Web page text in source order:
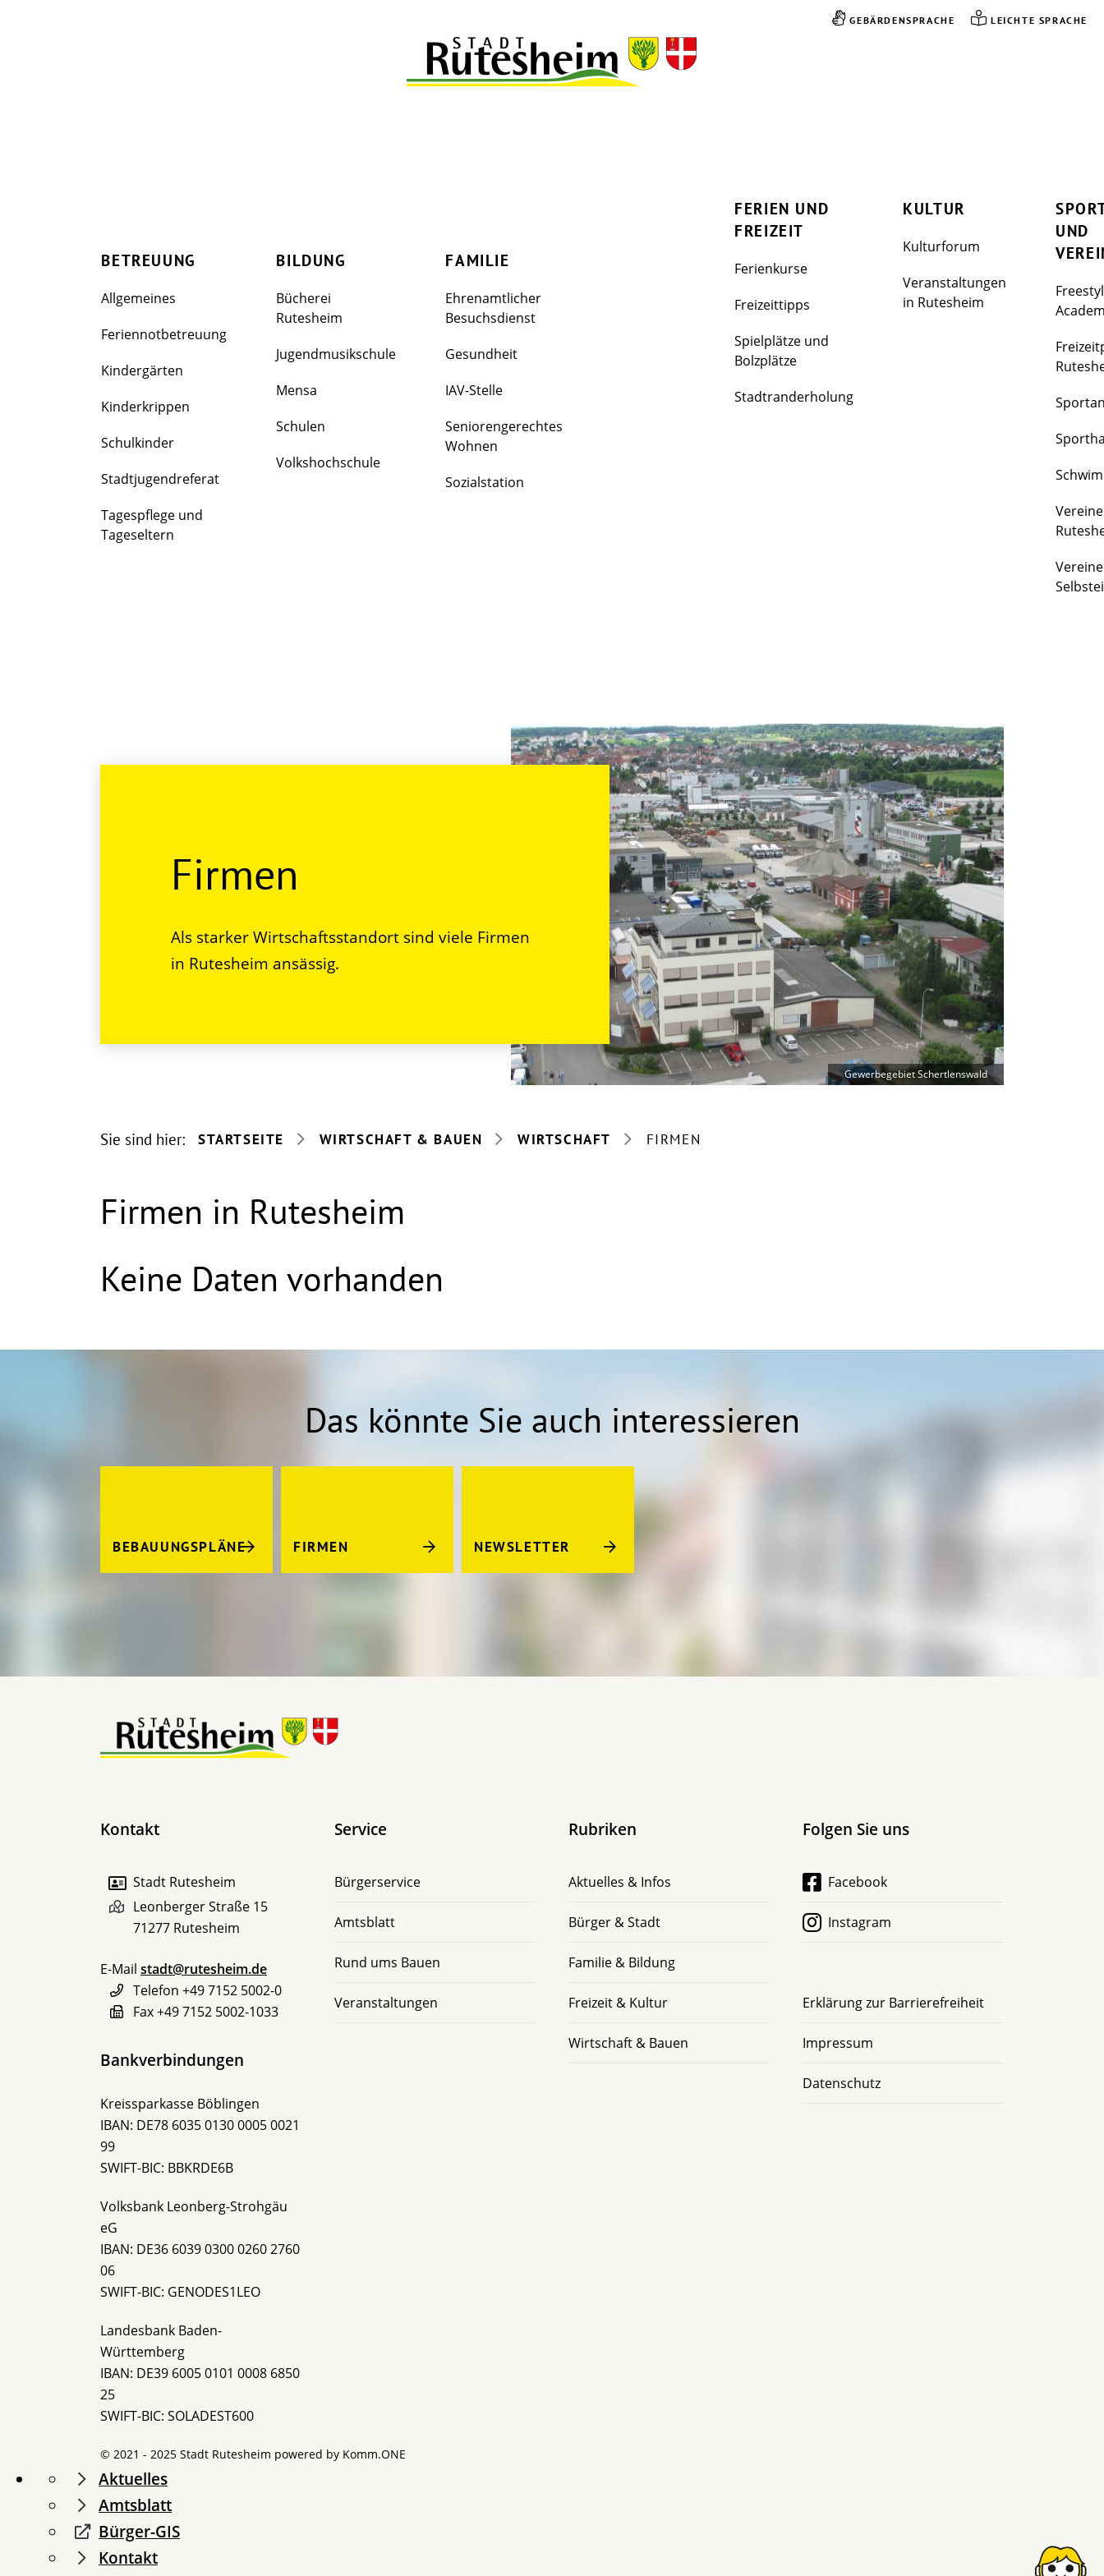
GEBÄRDENSPRACHE LEICHTE SPRACHE
FAMILIE
BILDUNG
BETREUUNG
Allgemeines
Feriennotbetreuung
Kindergärten
Kinderkrippen
Schulkinder
Stadtjugendreferat
Tagespflege und
Tageseltern
BILDUNG
Bücherei
Rutesheim
Jugendmusikschule
Mensa
Schulen
Volkshochschule
FAMILIE
Ehrenamtlicher
Besuchsdienst
Gesundheit
IAV-Stelle
Seniorengerechtes
Wohnen
Sozialstation
FERIEN UND
FREIZEIT
Ferienkurse
Freizeittipps
Spielplätze und
Bolzplätze
Stadtranderholung
KULTUR
Kulturforum
Veranstaltungen
in Rutesheim
UND
Vereine
Firmen
Als starker Wirtschaftsstandort sind viele Firmen
in Rutesheim ansässig.
Gewerbegebiet Schertlenswald
Sie sind hier: STARTSEITE WIRTSCHAFT & BAUEN WIRTSCHAFT FIRMEN
Firmen in Rutesheim
Keine Daten vorhanden
Das könnte Sie auch interessieren
BEBAUUNGSPLÄNE FIRMEN NEWSLETTER
Kontakt
Stadt Rutesheim
Leonberger Straße 15
71277 Rutesheim
E-Mail stadt@rutesheim.de
Telefon +49 7152 5002-0
Fax+49 7152 5002-1033
Bankverbindungen
Kreissparkasse Böblingen
IBAN: DE78 6035 0130 0005 0021
99
SWIFT-BIC: BBKRDE6B
Volksbank Leonberg-Strohgäu
eG
IBAN: DE36 6039 0300 0260 2760
06
SWIFT-BIC: GENODES1LEO
Landesbank Baden-
Württemberg
IBAN: DE39 6005 0101 0008 6850
25
SWIFT-BIC: SOLADEST600
Service
Bürgerservice
Amtsblatt
Rund ums Bauen
Veranstaltungen
Rubriken
Aktuelles & Infos
Bürger & Stadt
Familie & Bildung
Freizeit & Kultur
Wirtschaft & Bauen
Folgen Sie uns
Facebook
Instagram
Erklärung zur Barrierefreiheit
Impressum
Datenschutz
© 2021 - 2025 Stadt Rutesheim powered by Komm.ONE
Aktuelles
Amtsblatt
Bürger-GIS
Kontakt